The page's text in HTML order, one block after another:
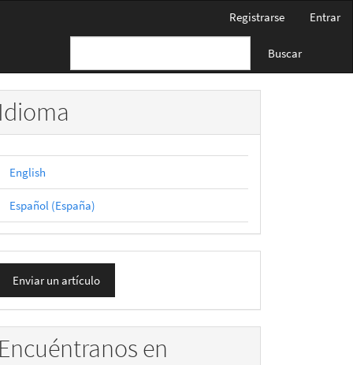
Registrarse Entrar
Buscar
Idioma
English
Español (España)
Enviar un artículo
Encuéntranos en